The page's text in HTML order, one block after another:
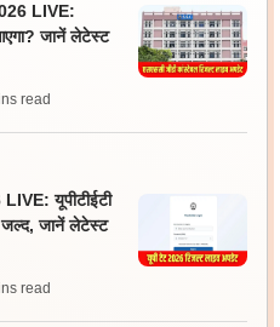
LIVE:
जानें लेटेस्ट
read
यूपीटीईटी
जानें लेटेस्ट
read